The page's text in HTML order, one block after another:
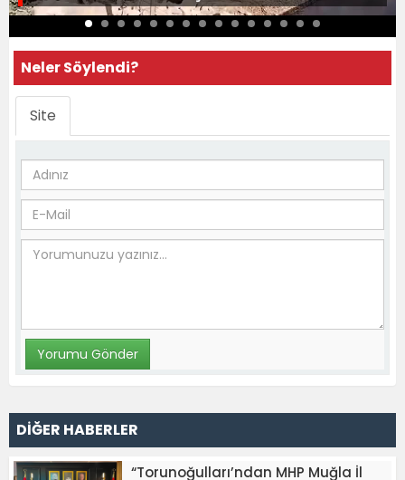
Neler Söylendi?
Site
DİĞER HABERLER
“Torunoğulları’ndan MHP Muğla İl